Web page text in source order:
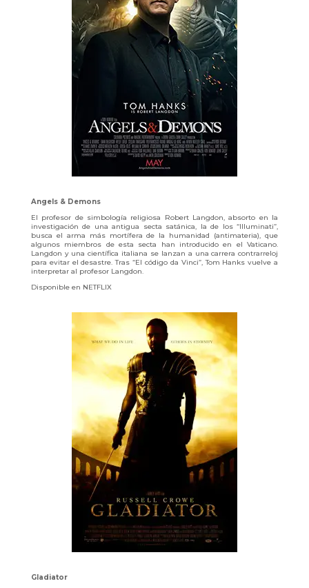
Angels & Demons
El profesor de simbología religiosa Robert Langdon, absorto en la
investigación de una antigua secta satánica, la de los “Illuminati”,
busca el arma más mortífera de la humanidad (antimateria), que
algunos miembros de esta secta han introducido en el Vaticano.
Langdon y una científica italiana se lanzan a una carrera contrarreloj
para evitar el desastre. Tras “El código da Vinci”, Tom Hanks vuelve a
interpretar al profesor Langdon.
Disponible en NETFLIX
Gladiator